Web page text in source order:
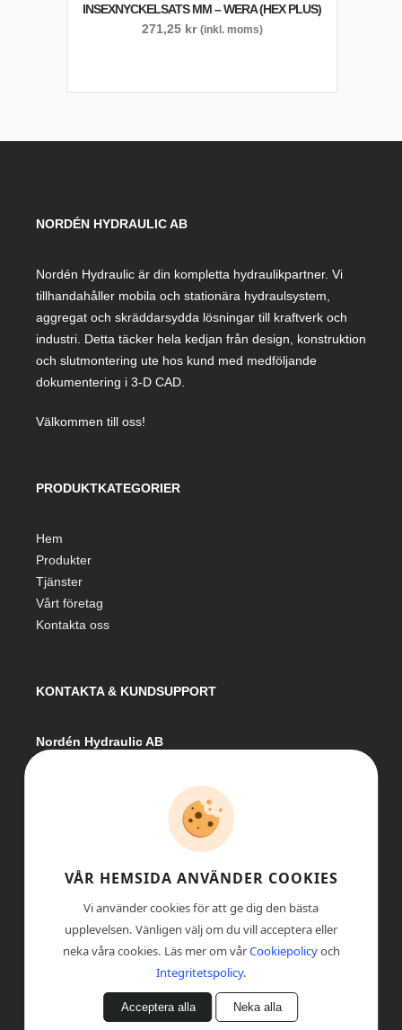
INSEXNYCKELSATS MM – WERA (HEX PLUS)
271,25 kr (inkl. moms)
NORDÉN HYDRAULIC AB
Nordén Hydraulic är din kompletta hydraulikpartner. Vi
tillhandahåller mobila och stationära hydraulsystem,
aggregat och skräddarsydda lösningar till kraftverk och
industri. Detta täcker hela kedjan från design, konstruktion
och slutmontering ute hos kund med medföljande
dokumentering i 3-D CAD.
Välkommen till oss!
PRODUKTKATEGORIER
Hem
Produkter
Tjänster
Vårt företag
Kontakta oss
KONTAKTA & KUNDSUPPORT
Nordén Hydraulic AB
info@nordenhydraulic.se
Org-nr: 556531-8424
© COPYRIGHT, NORDÉN HYDRAULIC AB
VÅR HEMSIDA ANVÄNDER COOKIES
Vi använder cookies för att ge dig den bästa
upplevelsen. Vänligen välj om du vill acceptera eller
neka våra cookies. Läs mer om vårCookiepolicyoch
Integritetspolicy.
Acceptera alla Neka alla